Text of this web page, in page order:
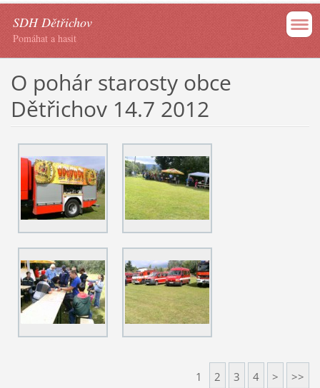
SDH Dětřichov
Pomáhat a hasit
O pohár starosty obce
Dětřichov 14.7 2012
1 2 3 4 > >>